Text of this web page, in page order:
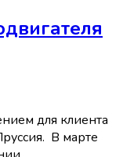
для клиента
В марте